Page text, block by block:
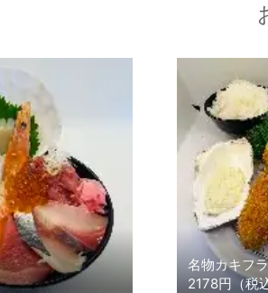
名物カキフ
2178円（税